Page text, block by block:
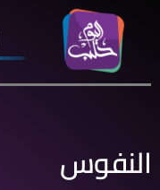
النفوس